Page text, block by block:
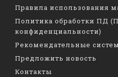
Правила использования
Политика обработки ПД
конфиденциальности)
Рекомендательные
Предложить новость
Контакты